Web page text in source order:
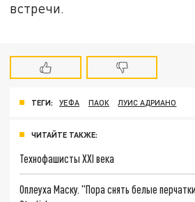
встречи.
ТЕГИ: УЕФА ПАОК ЛУИС АДРИАНО
ЧИТАЙТЕ ТАКЖЕ:
Технофашисты XXI века
Оплеуха Маску. "Пора снять белые